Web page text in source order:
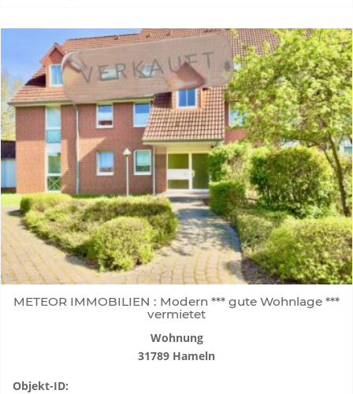
METEOR IMMOBILIEN : Modern *** gute Wohnlage ***
vermietet
Wohnung
31789 Hameln
Objekt-ID: